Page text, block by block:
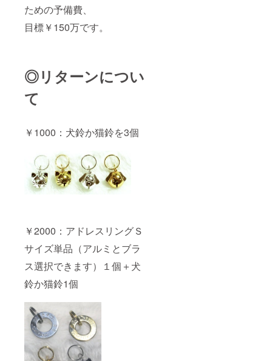
ための予備費、
目標￥150万です。
◎リターンについ
て
￥1000：犬鈴か猫鈴を3個
￥2000：アドレスリングＳ
サイズ単品（アルミとブラ
ス選択できます）１個＋犬
鈴か猫鈴1個